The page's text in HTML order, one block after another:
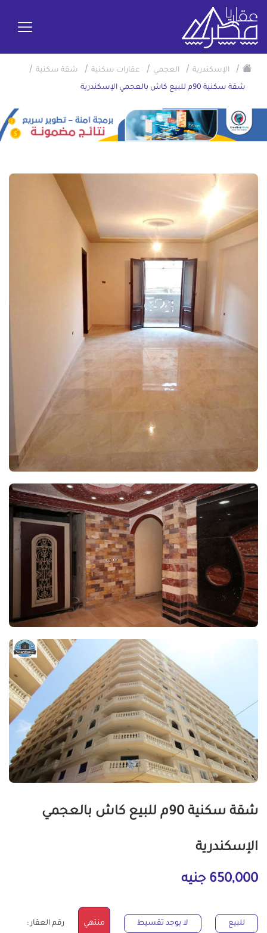
/ الإسكندرية / العجمي / عقارات سكنية / شقة سكنية /
شقة سكنية 90م للبيع كاش بالعجمي الإسكندرية
شقة سكنية 90م للبيع كاش بالعجمي
الإسكندرية
650,000 جنيه
للبيع لا يوجد تقسيط منتهي رقم العقار :